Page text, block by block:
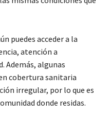
puedes acceder a la
atención a
Además, algunas
cobertura sanitaria
irregular, por lo que es
donde residas.